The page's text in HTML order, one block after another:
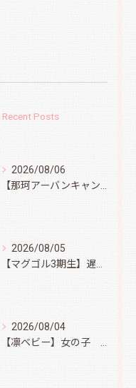
Recent Posts
2026/08/06
2026/08/05
2026/08/04